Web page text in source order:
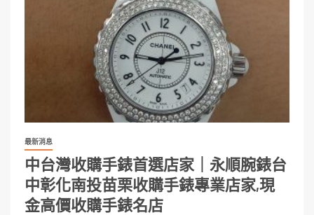
最新消息
中台灣收購手錶首選店家｜永順腕錶台
中彰化南投苗栗收購手錶專業店家,現
金高價收購手錶名店